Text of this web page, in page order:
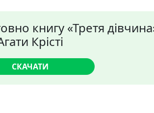
книгу «Третя
Крісті
СКАЧАТИ